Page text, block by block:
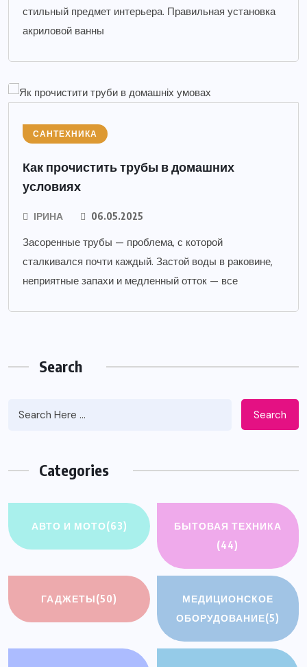
стильный предмет интерьера. Правильная установка
акриловой ванны
САНТЕХНИКА
Как прочистить трубы в домашних
условиях
ІРИНА 06.05.2025
Засоренные трубы — проблема, с которой
сталкивался почти каждый. Застой воды в раковине,
неприятные запахи и медленный отток — все
Search
Search
Categories
АВТО И МОТО(63)
БЫТОВАЯ ТЕХНИКА
(44)
ГАДЖЕТЫ(50)
МЕДИЦИОНСКОЕ
ОБОРУДОВАНИЕ(5)